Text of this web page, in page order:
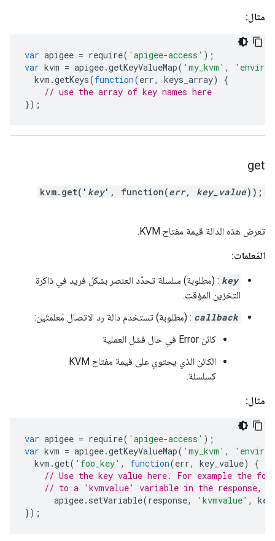
مثال:
var apigee = require( 'apigee-access' );
var kvm = apigee.getKeyValueMap( 'my_kvm' ,
kvm .getKeys(function(err, keys_array)
{
// use the array of key names here
});
get
kvm.get(' key', function(err, key_value));
تعرض هذه الدالة قيمة مفتاح KVM.
المَعلمات:
key : (مطلوبة) سلسلة تحدّد العنصر بشكل فريد في ذاكرة
التخزين المؤقت.
callback : (مطلوبة) تستخدم دالة رد الاتصال مَعلمتَين:
كائن Error في حال فشل العملية
الكائن الذي يحتوي على قيمة مفتاح KVM
كسلسلة.
مثال:
var apigee = require( 'apigee-access' );
var kvm = apigee.getKeyValueMap( 'my_kvm' ,
kvm .get( 'foo_key' , function(err, key_value)
{
// Use the key value here. For example the
// to a 'kvmvalue' variable in the response,
apigee. setVariable(response, 'kvmvalue' ,
});